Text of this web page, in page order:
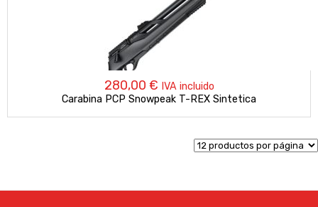
280,00 € IVA incluido
Carabina PCP Snowpeak T-REX Sintetica